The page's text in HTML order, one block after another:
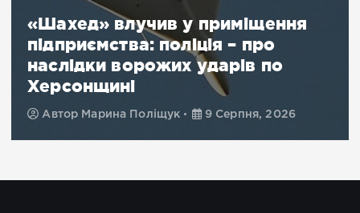
«Шахед» влучив у приміщення
підприємства: поліція – про
наслідки ворожих ударів по
Херсонщині
Автор Марина Поліщук 9 Серпня, 2026